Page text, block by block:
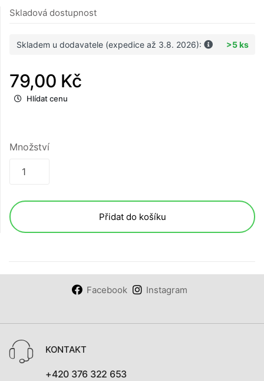
Skladová dostupnost
Skladem u dodavatele (expedice až 3.8. 2026): >5 ks
79,00 Kč
Hlídat cenu
Množství
Přidat do košíku
Facebook Instagram
KONTAKT
+420 376 322 653